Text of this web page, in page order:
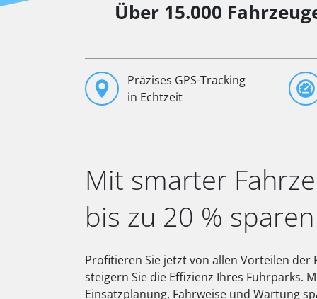
Über 15.000
Präzises GPS-Tracking
in Echtzeit
Mit smarter
bis zu 20 % sparen
Profitieren Sie jetzt von allen Vorteilen der
steigern Sie die Effizienz Ihres Fuhrparks.
Einsatzplanung, Fahrweise und Wartung